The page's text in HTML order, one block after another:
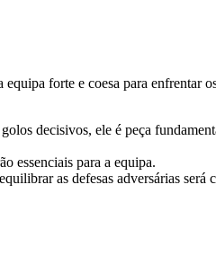
forte e coesa para enfrentar
decisivos, ele é peça
essenciais para a equipa.
as defesas adversárias será